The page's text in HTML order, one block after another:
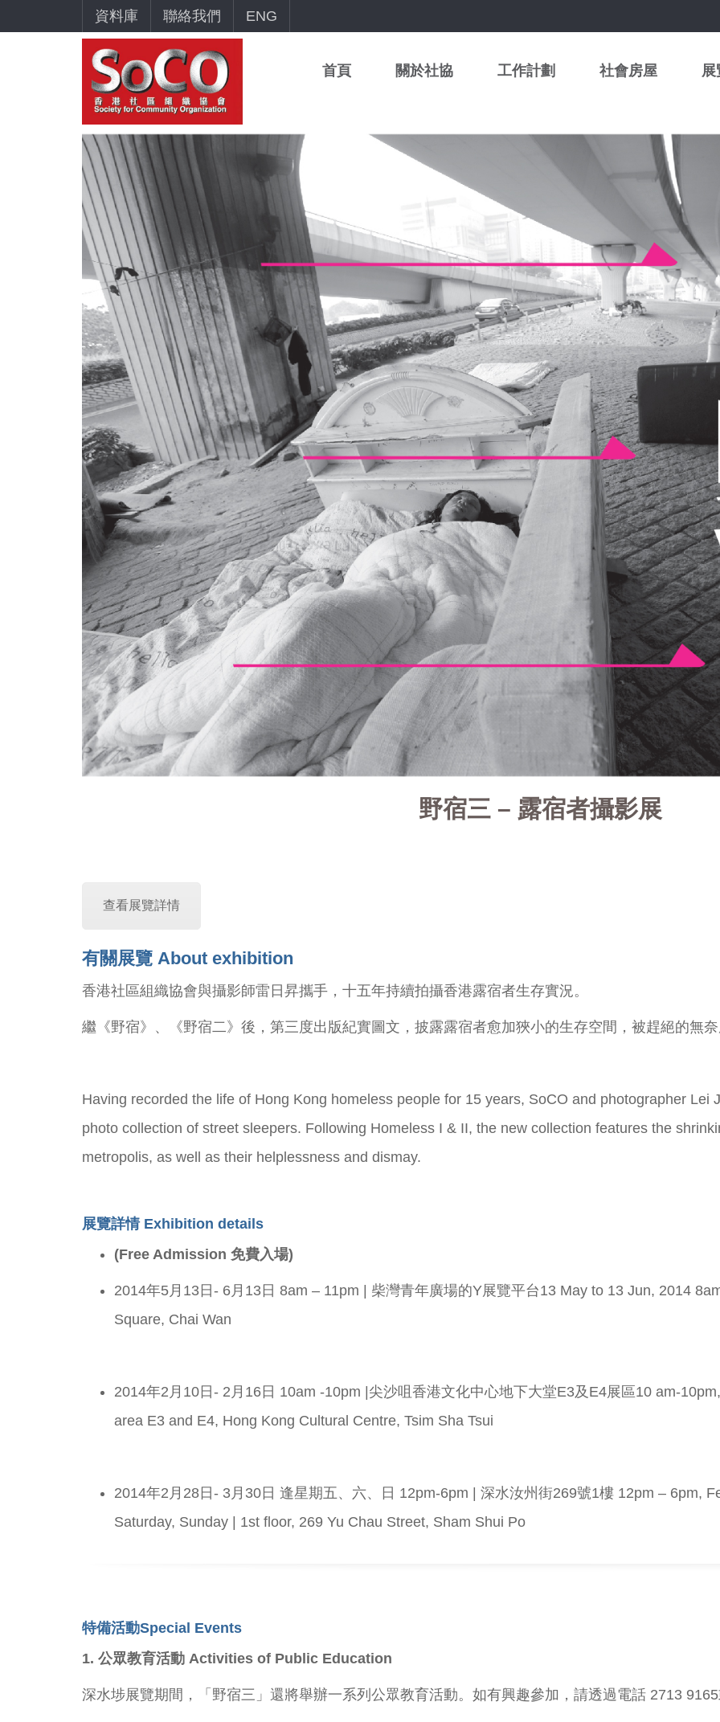
資料庫 聯絡我們 ENG
首頁 關於社協 工作計劃 社會房屋 展
野宿三 – 露宿者攝影展
查看展覽詳情
有關展覽 About exhibition
香港社區組織協會與攝影師雷日昇攜手，十五年持續拍攝香港露宿者生存實況。
繼《野宿》、《野宿二》後，第三度出版紀實圖文，披露露宿者愈加狹小的生存空間，被趕絕的無
Having recorded the life of Hong Kong homeless people for 15 years, SoCO and photographer Lei
photo collection of street sleepers. Following Homeless I & II, the new collection features the
metropolis, as well as their helplessness and dismay.
展覽詳情 Exhibition details
(Free Admission 免費入場)
2014年5月13日- 6月13日 8am – 11pm | 柴灣青年廣場的Y展覽平台13 May to 13 Jun, 2014
Square, Chai Wan
2014年2月10日- 2月16日 10am -10pm |尖沙咀香港文化中心地下大堂E3及E4展區10 am-
area E3 and E4, Hong Kong Cultural Centre, Tsim Sha Tsui
2014年2月28日- 3月30日 逢星期五、六、日 12pm-6pm | 深水汝州街269號1樓 12pm – 6pm,
Saturday, Sunday | 1st floor, 269 Yu Chau Street, Sham Shui Po
特備活動Special Events
1. 公眾教育活動 Activities of Public Education
深水埗展覽期間，「野宿三」還將舉辦一系列公眾教育活動。如有興趣參加，請透過電話 2713